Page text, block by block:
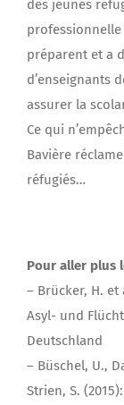
des jeunes
préparent et a
d’enseignants
assurer la
Ce qui
Bavière
réfugiés…
Pour aller plus
– Brücker, H. et
Asyl- und
Deutschland
– Büschel, U.,
Strien, S.